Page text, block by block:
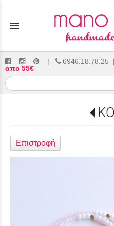
menu
| 6946.18.78.25
απο 55€
Επιστροφή